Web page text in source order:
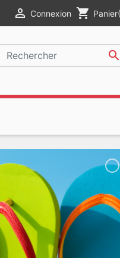
 Connexion shopping_cart Panier
